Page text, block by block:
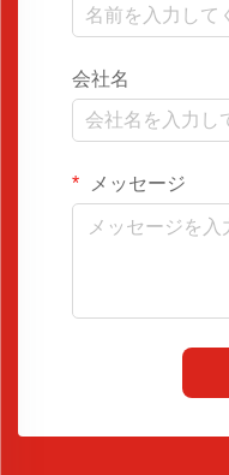
会社名
メッセージ